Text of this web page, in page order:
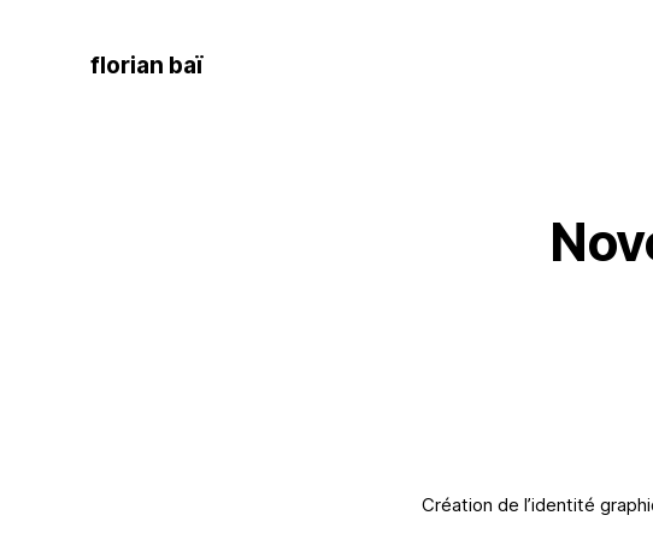
florian baï
Création de l’identité